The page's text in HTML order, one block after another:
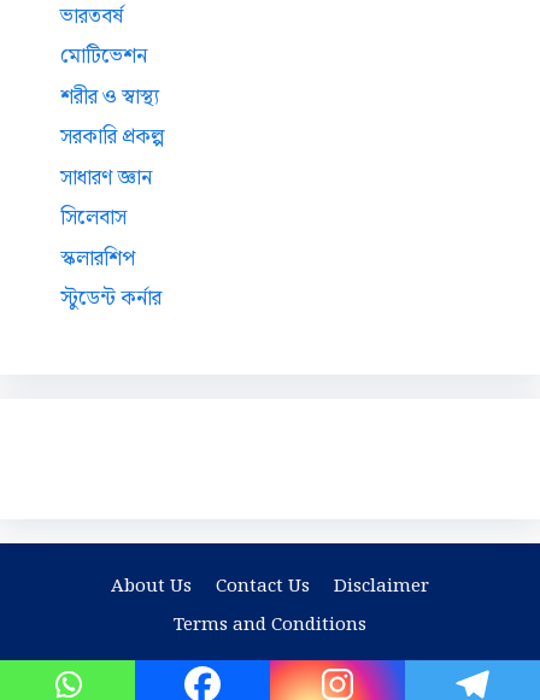
ভারতবর্ষ
মোটিভেশন
শরীর ও স্বাস্থ্য
সরকারি প্রকল্প
সাধারণ জ্ঞান
সিলেবাস
স্কলারশিপ
স্টুডেন্ট কর্নার
About Us Contact Us
Disclaimer
Terms and Conditions
© 2026 The Student Star• Built withGeneratePress